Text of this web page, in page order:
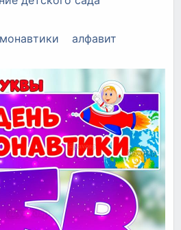
алфавит